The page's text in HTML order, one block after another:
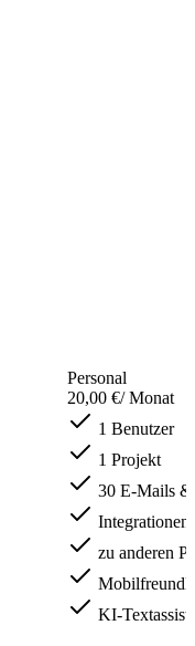
Personal
20,00 €/ Monat
1 Benutzer
1 Projekt
30 E-Mails &
zu anderen
KI-